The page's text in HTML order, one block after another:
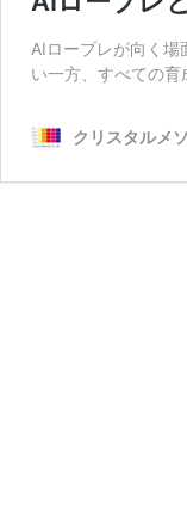
AIロープレが向く
い一方、すべての
クリスタルメ